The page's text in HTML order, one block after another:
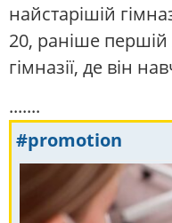
найстарішій
20, раніше першій
гімназії, де він
.......
#promotion